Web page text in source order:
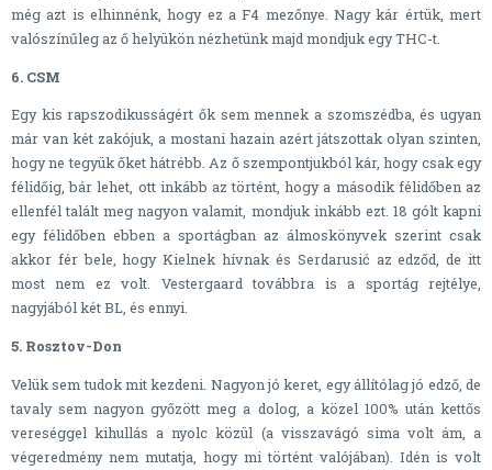
még azt is elhinnénk, hogy ez a F4 mezőnye. Nagy kár értük, mert
valószínűleg az ő helyükön nézhetünk majd mondjuk egy THC-t.
6. CSM
Egy kis rapszodikusságért ők sem mennek a szomszédba, és ugyan
már van két zakójuk, a mostani hazain azért játszottak olyan szinten,
hogy ne tegyük őket hátrébb. Az ő szempontjukból kár, hogy csak egy
félidőig, bár lehet, ott inkább az történt, hogy a második félidőben az
ellenfél talált meg nagyon valamit, mondjuk inkább ezt. 18 gólt kapni
egy félidőben ebben a sportágban az álmoskönyvek szerint csak
akkor fér bele, hogy Kielnek hívnak és Serdarusić az edződ, de itt
most nem ez volt. Vestergaard továbbra is a sportág rejtélye,
nagyjából két BL, és ennyi.
5. Rosztov-Don
Velük sem tudok mit kezdeni. Nagyon jó keret, egy állítólag jó edző, de
tavaly sem nagyon győzött meg a dolog, a közel 100% után kettős
vereséggel kihullás a nyolc közül (a visszavágó sima volt ám, a
végeredmény nem mutatja, hogy mi történt valójában). Idén is volt